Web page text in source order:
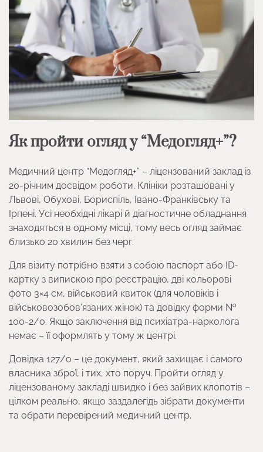
Як пройти огляд у “Медогляд+”?
Медичний центр “Медогляд+” – ліцензований заклад із
20-річним досвідом роботи. Клініки розташовані у
Львові, Обухові, Бориспіль, Івано-Франківську та
Ірпені. Усі необхідні лікарі й діагностичне обладнання
знаходяться в одному місці, тому весь огляд займає
близько 20 хвилин без черг.
Для візиту потрібно взяти з собою паспорт або ID-
картку з випискою про реєстрацію, дві кольорові
фото 3×4 см, військовий квиток (для чоловіків і
військовозобов’язаних жінок) та довідку форми №
100-2/о. Якщо заключення від психіатра-нарколога
немає – її оформлять у тому ж центрі.
Довідка 127/о – це документ, який захищає і самого
власника зброї, і тих, хто поруч. Пройти огляд у
ліцензованому закладі швидко і без зайвих клопотів –
цілком реально, якщо заздалегідь зібрати документи
та обрати перевірений медичний центр.